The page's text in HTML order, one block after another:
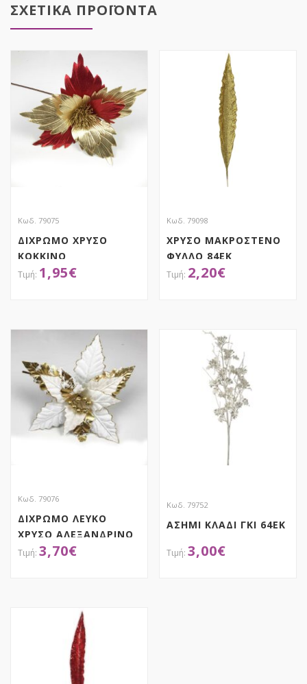
ΣΧΕΤΙΚΑ ΠΡΟΪΟΝΤΑ
Κωδ. 79075
ΔΙΧΡΩΜΟ ΧΡΥΣΟ
ΚΟΚΚΙΝΟ
ΑΛΕΞΑΝΔΡΙΝΟ 60ΕΚ
1,95€
Κωδ. 79098
ΧΡΥΣΟ ΜΑΚΡΟΣΤΕΝΟ
ΦΥΛΛΟ 84ΕΚ
2,20€
Κωδ. 79076
ΔΙΧΡΩΜΟ ΛΕΥΚΟ
ΧΡΥΣΟ ΑΛΕΞΑΝΔΡΙΝΟ
35ΕΚ3,70€
Κωδ. 79752
ΑΣΗΜΙ ΚΛΑΔΙ ΓΚΙ 64ΕΚ
3,00€